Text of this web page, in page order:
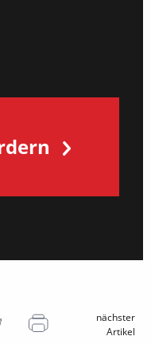
nächster
Artikel